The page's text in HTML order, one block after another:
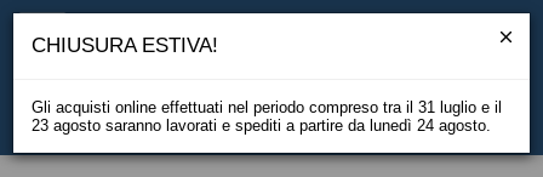
EN
CHIUSURA ESTIVA!
Gli acquisti online effettuati nel periodo compreso tra il 31 luglio e il
23 agosto saranno lavorati e spediti a partire da lunedì 24 agosto.